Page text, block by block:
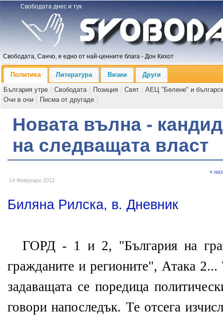
Свободата днес и тук
Свободата, Санчо, е едно от най-ценните блага - Дон Кихот
Политика Литература Визии
Други
България утре
Свободата Позиция Свят
АЕЦ "Белене" и
Очи в очи
Писма от другаде
Новата вълна -
на следващата власт
14 Февруари 2012
«
Биляна Рилска, в. Дневник
ГОРД - 1 и 2, "България на
гражданите и регионите", Атака
задаващата се поредица
говори напоследък. Те отсега